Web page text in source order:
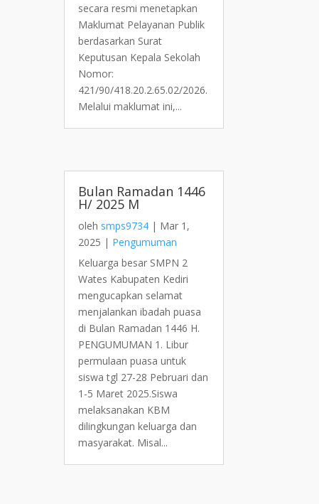
secara resmi menetapkan
Maklumat Pelayanan Publik
berdasarkan Surat
Keputusan Kepala Sekolah
Nomor:
421/90/418.20.2.65.02/2026.
Melalui maklumat ini,...
Bulan Ramadan 1446
H/ 2025 M
oleh smps9734 | Mar 1,
2025 | Pengumuman
Keluarga besar SMPN 2
Wates Kabupaten Kediri
mengucapkan selamat
menjalankan ibadah puasa
di Bulan Ramadan 1446 H.
PENGUMUMAN 1. Libur
permulaan puasa untuk
siswa tgl 27-28 Pebruari dan
1-5 Maret 2025.Siswa
melaksanakan KBM
dilingkungan keluarga dan
masyarakat. Misal...